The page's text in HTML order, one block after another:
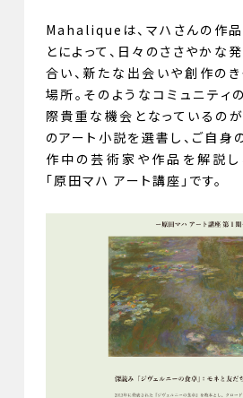
Mahaliqueは、マハさんの作
とによって、日々のささやかな
合い、新たな出会いや創作の
場所。そのようなコミュニティ
際貴重な機会となっているの
のアート小説を選書し、ご自身
作中の芸術家や作品を解説し
「原田マハ アート講座」です。